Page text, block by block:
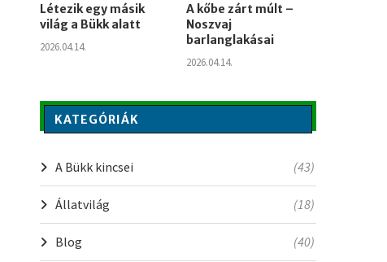
Létezik egy másik
világ a Bükk alatt
2026.04.14.
A kőbe zárt múlt –
Noszvaj
barlanglakásai
2026.04.14.
KATEGÓRIÁK
A Bükk kincsei (43)
Állatvilág (18)
Blog (40)